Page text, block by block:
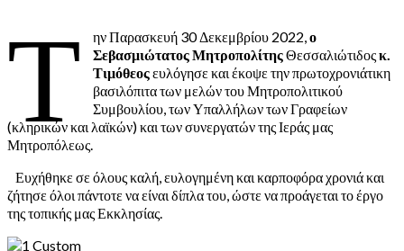
Τ ην Παρασκευή 30 Δεκεμβρίου 2022,ο
Σεβασμιώτατος ΜητροπολίτηςΘεσσαλιώτιδοςκ.
Τιμόθεοςευλόγησε και έκοψε την πρωτοχρονιάτικη
βασιλόπιτα των μελών του Μητροπολιτικού
Συμβουλίου, των Υπαλλήλων των Γραφείων
(κληρικών και λαϊκών) και των συνεργατών της Ιεράς μας
Μητροπόλεως.
Ευχήθηκε σε όλους καλή, ευλογημένη και καρποφόρα χρονιά και
ζήτησε όλοι πάντοτε να είναι δίπλα του, ώστε να προάγεται το έργο
της τοπικής μας Εκκλησίας.